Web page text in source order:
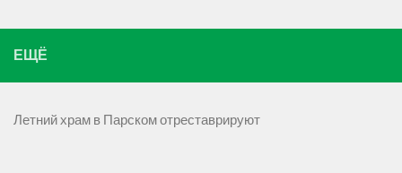
ЕЩЁ
Летний храм в Парском отреставрируют